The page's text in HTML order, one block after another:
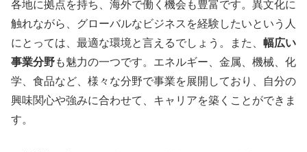
各地に拠点を持ち、海外で働く機会も豊富です。異文化に
触れながら、グローバルなビジネスを経験したいという人
にとっては、最適な環境と言えるでしょう。また、 幅広い
事業分野も魅力の一つです。エネルギー、金属、機械、化
学、食品など、様々な分野で事業を展開しており、自分の
興味関心や強みに合わせて、キャリアを築くことができま
す。